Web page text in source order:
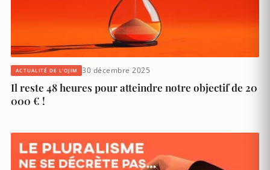
ACTUALITÉ DE L'OJIM 30 décembre 2025
Il reste 48 heures pour atteindre notre objectif de 20
000 € !